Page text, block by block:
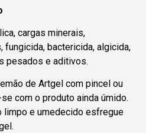
cargas minerais,
bactericida, algicida,
pesados e aditivos.
de Artgel com pincel ou
com o produto ainda úmido.
limpo e umedecido esfregue